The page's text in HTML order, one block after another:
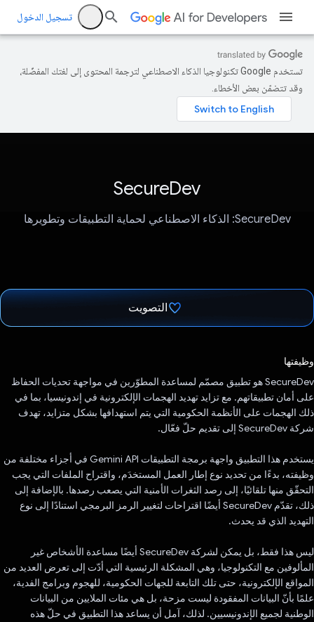
تسجيل الدخول
تستخدم Google تكنولوجيا الذكاء الاصطناعي لترجمة المحتوى إلى لغتك المفضّلة،
وقد تتضمّن بعض الأخطاء.
SecureDev
SecureDev: الذكاء الاصطناعي لحماية التطبيقات وتطويرها
التصويت
وظيفتها
‫SecureDev هو تطبيق مصمّم لمساعدة المطوّرين في مواجهة تحديات الحفاظ
على أمان تطبيقاتهم. مع تزايد تهديد الهجمات الإلكترونية في إندونيسيا، بما في
ذلك الهجمات على الأنظمة الحكومية التي يتم استهدافها بشكل متزايد، تهدف
شركة SecureDev إلى تقديم حلّ فعّال.
يستخدم هذا التطبيق واجهة برمجة التطبيقات Gemini API في أجزاء مختلفة من
وظيفته، بدءًا من تحديد نوع إطار العمل المستخدَم، واقتراح الملفات التي يجب
التحقّق منها تلقائيًا، إلى رصد الثغرات الأمنية التي يصعب رصدها. بالإضافة إلى
ذلك، تقدّم SecureDev أيضًا اقتراحات لتغيير الرمز البرمجي استنادًا إلى نوع
التهديد الذي قد يحدث.
ليس هذا فقط، بل يمكن لشركة SecureDev أيضًا مساعدة الأشخاص غير
المألوفين مع التكنولوجيا، وهي المشكلة الرئيسية التي أدّت إلى تعرض العديد من
المواقع الإلكترونية، حتى تلك التابعة للجهات الحكومية، للهجوم وبرامج الفدية،
علمًا بأنّ البيانات المفقودة ليست مزحة، بل هي مئات الملايين من البيانات
الوطنية لجميع الإندونيسيين. لذلك، آمل أن يساعد هذا التطبيق في حلّ هذه